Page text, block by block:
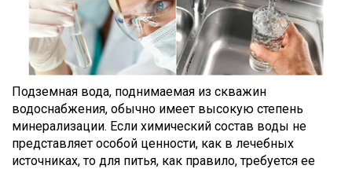
Подземная вода, поднимаемая из скважин
водоснабжения, обычно имеет высокую степень
минерализации. Если химический состав воды не
представляет особой ценности, как в лечебных
источниках, то для питья, как правило, требуется ее